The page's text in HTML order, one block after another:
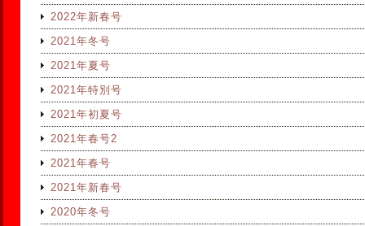
2022年新春号
2021年冬号
2021年夏号
2021年特別号
2021年初夏号
2021年春号2
2021年春号
2021年新春号
2020年冬号